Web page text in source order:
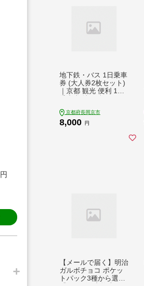
円
地下鉄・バス 1日乗車
券 (大人券2枚セット)
｜京都 観光 便利 1日
京都府長岡京市
8,000 円
【メールで届く】明治
ガルボチョコ ポケッ
トパック3種から選ぶ